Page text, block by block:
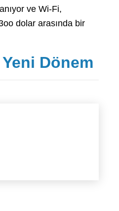
ve Wi-Fi,
dolar arasında bir
Dönem